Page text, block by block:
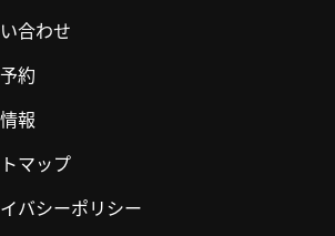
合わせ
約
報
マップ
バシーポリシー